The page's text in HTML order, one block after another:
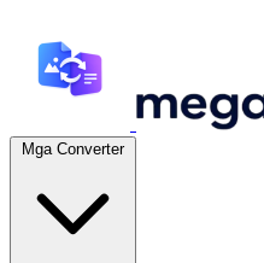
Mga Converter